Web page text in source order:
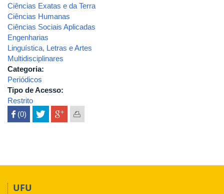
Ciências Exatas e da Terra
Ciências Humanas
Ciências Sociais Aplicadas
Engenharias
Linguística, Letras e Artes
Multidisciplinares
Categoria:
Periódicos
Tipo de Acesso:
Restrito
 (0)
UFU